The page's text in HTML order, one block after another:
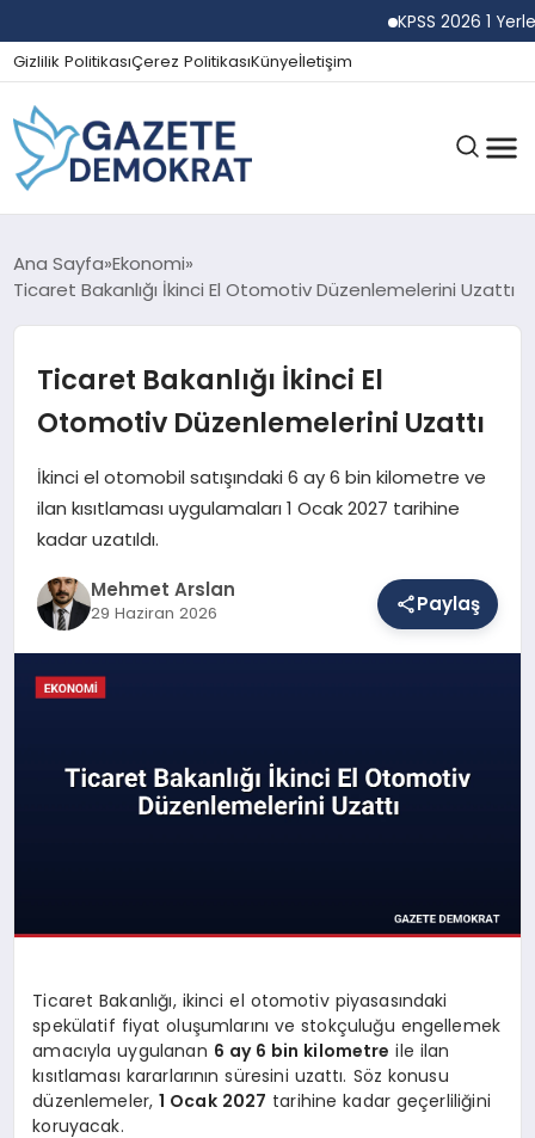
KPSS 2026 1
Gizlilik PolitikasıÇerez PolitikasıKünyeİletişim
GÜNDEM
SPOR
SAĞLIK
EĞITIM
DÜNYA
Ana Sayfa Ekonomi
Ticaret Bakanlığı İkinci El Otomotiv Düzenlemelerini Uzattı
Ticaret Bakanlığı İkinci El
Otomotiv Düzenlemelerini Uzattı
İkinci el otomobil satışındaki 6 ay 6 bin kilometre ve
ilan kısıtlaması uygulamaları 1 Ocak 2027 tarihine
kadar uzatıldı.
Mehmet Arslan
29 Haziran 2026 Paylaş
Ticaret Bakanlığı, ikinci el otomotiv piyasasındaki
spekülatif fiyat oluşumlarını ve stokçuluğu engellemek
amacıyla uygulanan 6 ay 6 bin kilometre ile ilan
kısıtlaması kararlarının süresini uzattı. Söz konusu
düzenlemeler,1 Ocak 2027 tarihine kadar geçerliliğini
koruyacak.